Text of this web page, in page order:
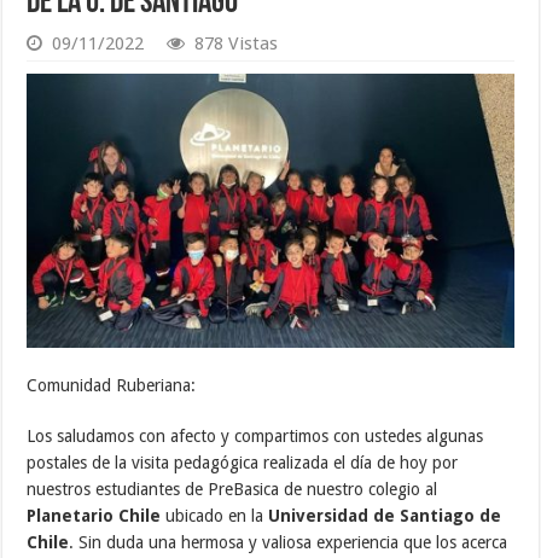
09/11/2022 878 Vistas
Comunidad Ruberiana:
Los saludamos con afecto y compartimos con ustedes algunas
postales de la visita pedagógica realizada el día de hoy por
nuestros estudiantes de PreBasica de nuestro colegio al
Planetario Chile ubicado en la Universidad de Santiago de
Chile. Sin duda una hermosa y valiosa experiencia que los acerca